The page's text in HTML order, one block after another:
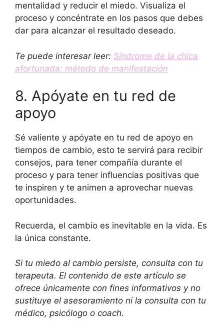
mentalidad y reducir el miedo. Visualiza el
proceso y concéntrate en los pasos que debes
dar para alcanzar el resultado deseado.
Te puede interesar leer: Síndrome de la chica
afortunada: método de manifestación
8. Apóyate en tu red de
apoyo
Sé valiente y apóyate en tu red de apoyo en
tiempos de cambio, esto te servirá para recibir
consejos, para tener compañía durante el
proceso y para tener influencias positivas que
te inspiren y te animen a aprovechar nuevas
oportunidades.
Recuerda, el cambio es inevitable en la vida. Es
la única constante.
Si tu miedo al cambio persiste, consulta con tu
terapeuta. El contenido de este artículo se
ofrece únicamente con fines informativos y no
sustituye el asesoramiento ni la consulta con tu
médico, psicólogo o coach.